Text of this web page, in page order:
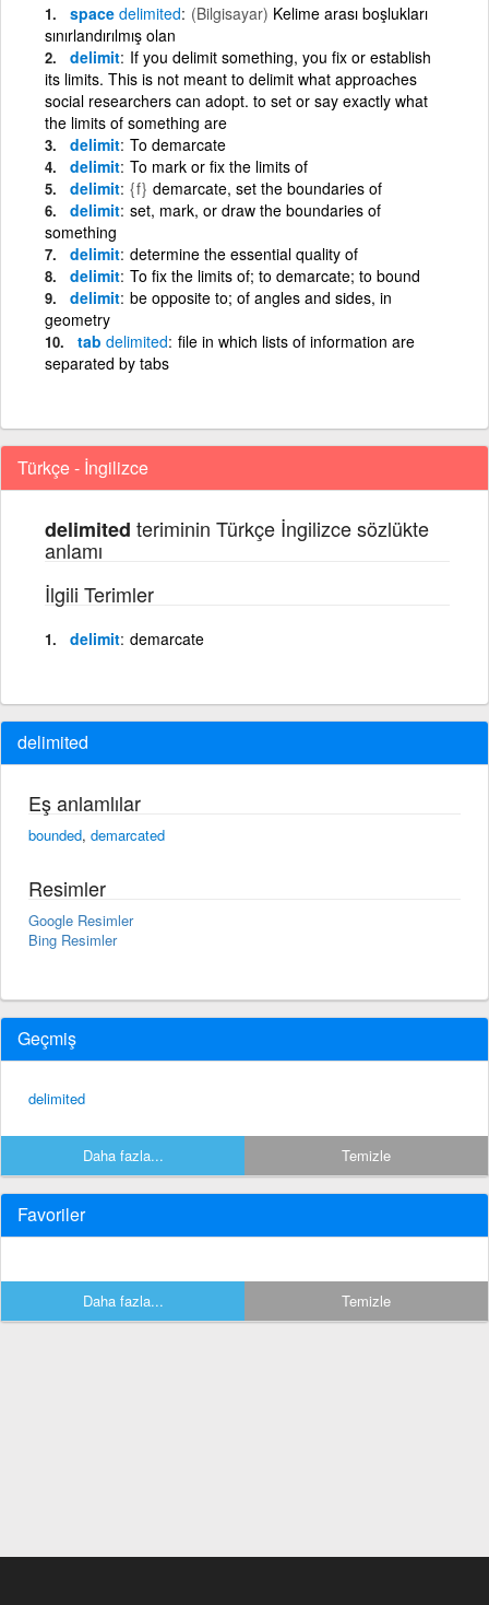
space delimited (Bilgisayar) Kelime arası boşlukları
sınırlandırılmış olan
delimit If you delimit something, you fix or establish
its limits. This is not meant to delimit what approaches
social researchers can adopt. to set or say exactly what
the limits of something are
delimit To demarcate
delimit To mark or fix the limits of
delimit {f} demarcate, set the boundaries of
delimit set, mark, or draw the boundaries of
something
delimit determine the essential quality of
delimit To fix the limits of; to demarcate; to bound
delimit be opposite to; of angles and sides, in
geometry
tab delimited file in which lists of information are
separated by tabs
Türkçe - İngilizce
delimited teriminin Türkçe İngilizce sözlükte
anlamı
İlgili Terimler
delimit demarcate
delimited
Eş anlamlılar
bounded, demarcated
Resimler
Google Resimler
Bing Resimler
Geçmiş
delimited
Daha fazla... Temizle
Favoriler
Daha fazla... Temizle